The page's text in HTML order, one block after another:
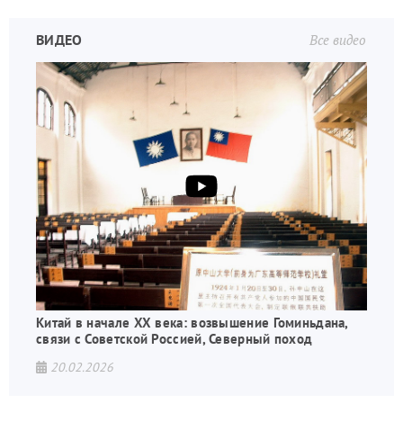
Все видео
ВИДЕО
Китай в начале XX века: возвышение Гоминьдана,
связи с Советской Россией, Северный поход
20.02.2026